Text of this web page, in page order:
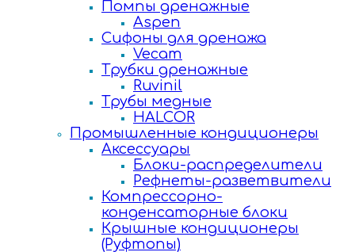
Помпы дренажные
Aspen
Сифоны для дренажа
Vecam
Трубки дренажные
Ruvinil
Трубы медные
HALCOR
Промышленные кондиционеры
Аксессуары
Блоки-распределители
Рефнеты-разветвители
Компрессорно-
конденсаторные блоки
Крышные кондиционеры
(Руфтопы)